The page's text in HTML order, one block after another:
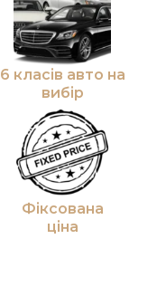
6 класів авто на
вибір
Фіксована
ціна